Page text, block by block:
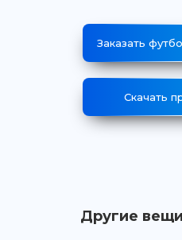
Заказать
Скачать
Другие